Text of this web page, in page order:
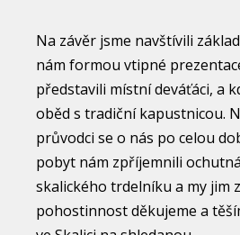
Na závěr jsme navštívili
nám formou vtipné
představili místní deváťáci, a
oběd s tradiční kapustnicou.
průvodci se o nás po celou
pobyt nám zpříjemnili
skalického trdelníku a my jim
pohostinnost děkujeme a